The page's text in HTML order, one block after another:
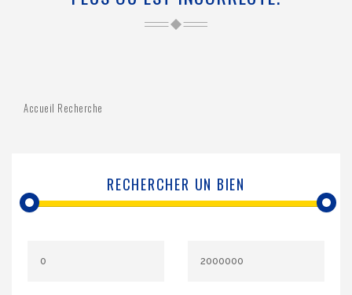
Accueil Recherche
RECHERCHER UN BIEN